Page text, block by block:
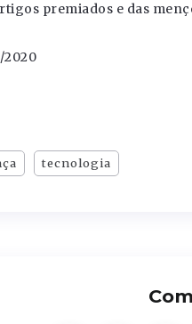
premiados e das
2020
tecnologia